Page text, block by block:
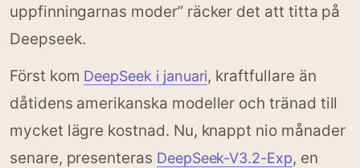
uppfinningarnas moder” räcker det att titta på
Deepseek.
Först kom DeepSeek i januari, kraftfullare än
dåtidens amerikanska modeller och tränad till
mycket lägre kostnad. Nu, knappt nio månader
senare, presenteras DeepSeek-V3.2-Exp, en